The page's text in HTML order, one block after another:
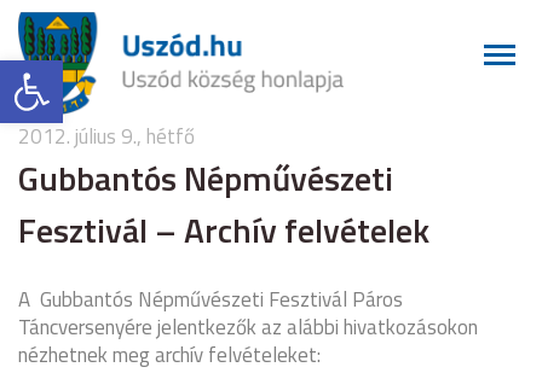
Eszköztár megnyitása
2012. július 9., hétfő
Gubbantós Népművészeti
Fesztivál – Archív felvételek
A Gubbantós Népművészeti Fesztivál Páros
Táncversenyére jelentkezők az alábbi hivatkozásokon
nézhetnek meg archív felvételeket: